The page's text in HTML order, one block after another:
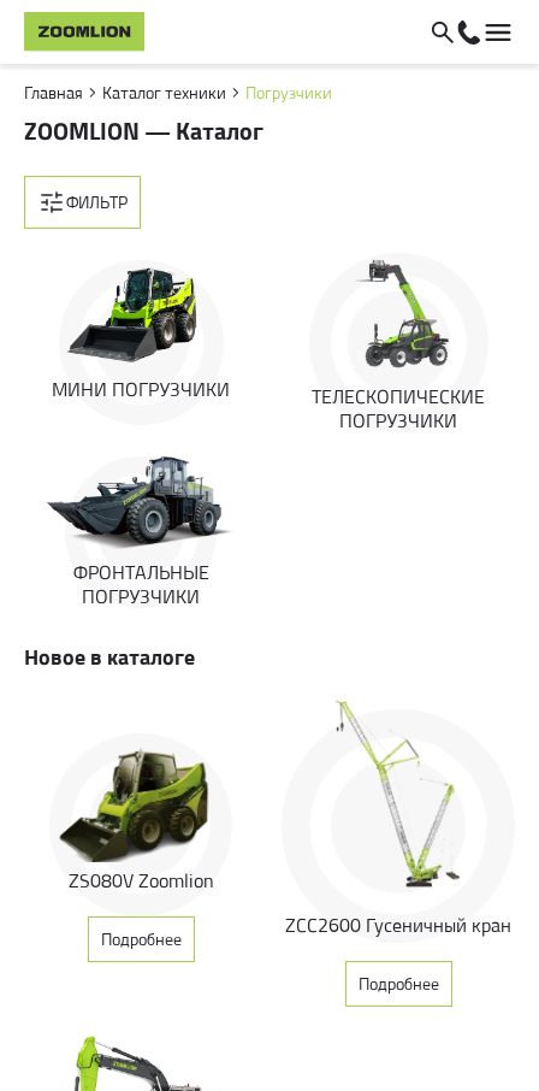
Главная Каталог техники Погрузчики
ZOOMLION — Каталог
ФИЛЬТР
МИНИ ПОГРУЗЧИКИ
ТЕЛЕСКОПИЧЕСКИЕ
ПОГРУЗЧИКИ
ФРОНТАЛЬНЫЕ
ПОГРУЗЧИКИ
Новое в каталоге
ZS080V Zoomlion
Подробнее
ZCC2600 Гусеничный кран
Подробнее